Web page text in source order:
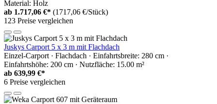
Material: Holz
ab 1.717,06 €* (1717,06 €/Stück)
123 Preise vergleichen
Juskys Carport 5 x 3 m mit Flachdach
Einzel-Carport · Flachdach · Einfahrtsbreite: 280 cm ·
Einfahrtshöhe: 200 cm · Nutzfläche: 15.00 m²
ab 639,99 €*
6 Preise vergleichen